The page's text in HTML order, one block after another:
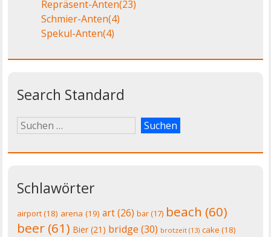
Repräsent-Anten(23)
Schmier-Anten(4)
Spekul-Anten(4)
Search Standard
Schlawörter
airport(18) arena (19) art(26) bar(17) beach (60)
beer (61) Bier(21) bridge (30) brotzeit (13) cake (18)